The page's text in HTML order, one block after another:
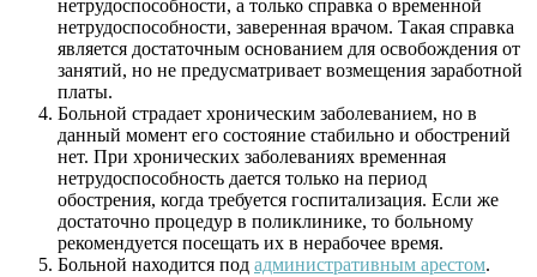
нетрудоспособности, а только справка о временной
нетрудоспособности, заверенная врачом. Такая справка
является достаточным основанием для освобождения от
занятий, но не предусматривает возмещения заработной
платы.
Больной страдает хроническим заболеванием, но в
данный момент его состояние стабильно и обострений
нет. При хронических заболеваниях временная
нетрудоспособность дается только на период
обострения, когда требуется госпитализация. Если же
достаточно процедур в поликлинике, то больному
рекомендуется посещать их в нерабочее время.
Больной находится под административным арестом.